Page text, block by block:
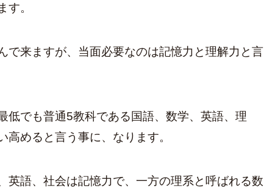
す。
で来ますが、当面必要なのは記憶力と理解力と言
低でも普通5教科である国語、数学、英語、理
めると言う事に、なります。
英語、社会は記憶力で、一方の理系と呼ばれる数